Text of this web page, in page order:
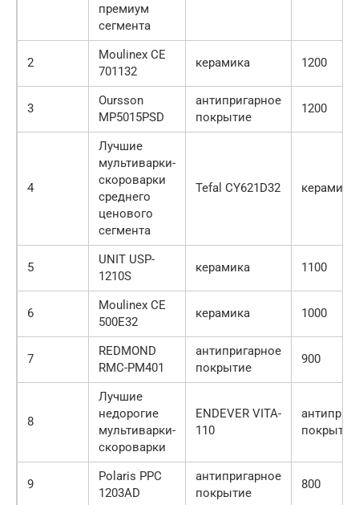
премиум
сегмента
2
Moulinex CE
701132
керамика 1200
3
Oursson
MP5015PSD
антипригарное
покрытие
1200
4
Лучшие
мультиварки-
скороварки
среднего
ценового
сегмента
Tefal CY621D32 керамика
5
UNIT USP-
1210S
керамика 1100
6
Moulinex CE
500E32
керамика 1000
7
REDMOND
RMC-PM401
антипригарное
покрытие
900
8
Лучшие
недорогие
мультиварки-
скороварки
ENDEVER VITA-
110
покрытие
9
Polaris PPC
1203AD
антипригарное
покрытие
800